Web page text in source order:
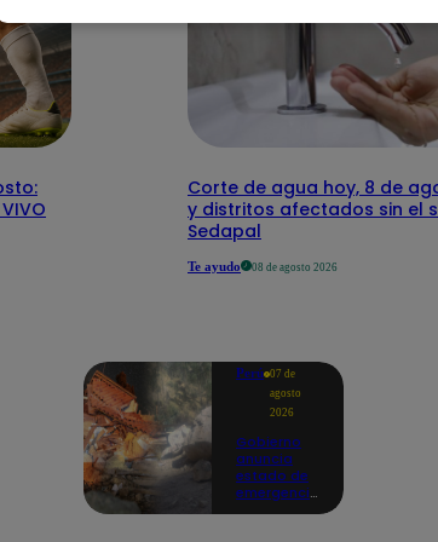
Corte de agua hoy, 8 de
y distritos afectados sin el
Sedapal
Te ayudo 08 de agosto 2026
Perú 07 de
agosto
2026
Gobierno
anuncia
estado de
emergencia